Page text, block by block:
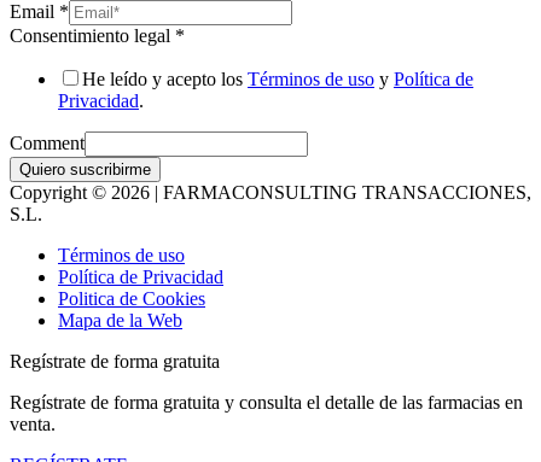
Email *
Consentimiento legal *
He leído y acepto los Términos de uso y Política de
Privacidad.
Comment
Quiero suscribirme
Copyright © 2026 | FARMACONSULTING TRANSACCIONES,
S.L.
Términos de uso
Política de Privacidad
Politica de Cookies
Mapa de la Web
Regístrate de forma gratuita
Regístrate de forma gratuita y consulta el detalle de las farmacias en
venta.